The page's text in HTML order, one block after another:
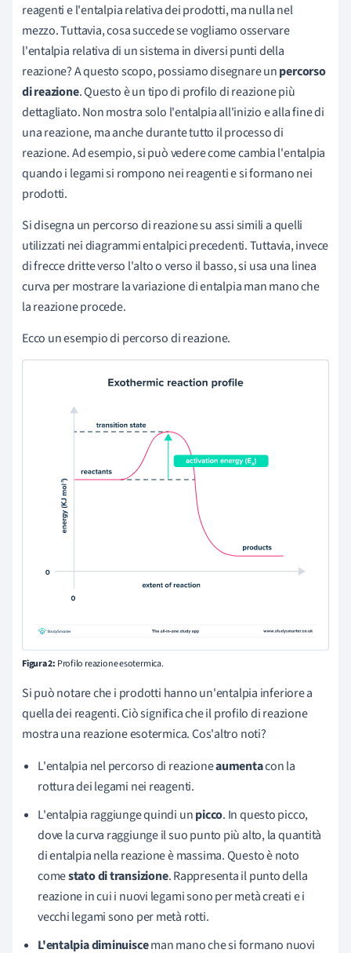
reagenti e l'entalpia relativa dei prodotti, ma nulla nel
mezzo. Tuttavia, cosa succede se vogliamo osservare
l'entalpia relativa di un sistema in diversi punti della
reazione? A questo scopo, possiamo disegnare unpercorso
di reazione. Questo è un tipo di profilo di reazione più
dettagliato. Non mostra solo l'entalpia all'inizio e alla fine di
una reazione, ma anche durante tutto il processo di
reazione. Ad esempio, si può vedere come cambia l'entalpia
quando i legami si rompono nei reagenti e si formano nei
prodotti.
Si disegna un percorso di reazione su assi simili a quelli
utilizzati nei diagrammi entalpici precedenti. Tuttavia, invece
di frecce dritte verso l'alto o verso il basso, si usa una linea
curva per mostrare la variazione di entalpia man mano che
la reazione procede.
Ecco un esempio di percorso di reazione.
Figura 2: Profilo reazione esotermica.
Si può notare che i prodotti hanno un'entalpia inferiore a
quella dei reagenti. Ciò significa che il profilo di reazione
mostra una reazione esotermica. Cos'altro noti?
L'entalpia nel percorso di reazioneaumentacon la
rottura dei legami nei reagenti.
L'entalpia raggiunge quindi unpicco. In questo picco,
dove la curva raggiunge il suo punto più alto, la quantità
di entalpia nella reazione è massima. Questo è noto
comestato di transizione. Rappresenta il punto della
reazione in cui i nuovi legami sono per metà creati e i
vecchi legami sono per metà rotti.
L'entalpia diminuisceman mano che si formano nuovi